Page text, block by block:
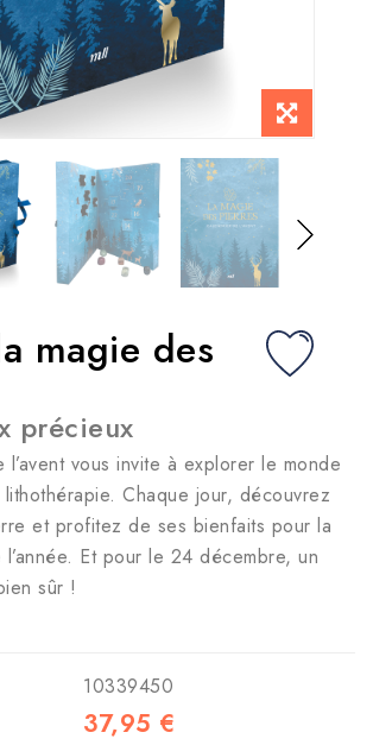
magie des
précieux
vous invite à explorer le monde
Chaque jour, découvrez
et profitez de ses bienfaits pour la
Et pour le 24 décembre, un
sûr !
10339450
37,95 €